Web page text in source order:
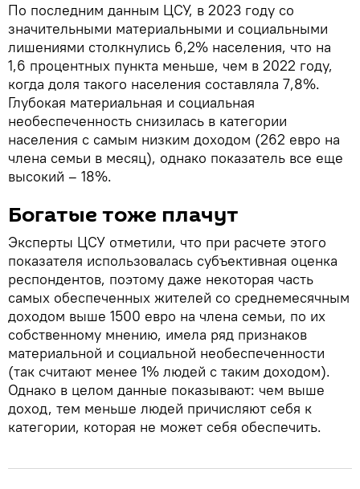
По последним данным ЦСУ, в 2023 году со
значительными материальными и социальными
лишениями столкнулись 6,2% населения, что на
1,6 процентных пункта меньше, чем в 2022 году,
когда доля такого населения составляла 7,8%.
Глубокая материальная и социальная
необеспеченность снизилась в категории
населения с самым низким доходом (262 евро на
члена семьи в месяц), однако показатель все еще
высокий – 18%.
Богатые тоже плачут
Эксперты ЦСУ отметили, что при расчете этого
показателя использовалась субъективная оценка
респондентов, поэтому даже некоторая часть
самых обеспеченных жителей со среднемесячным
доходом выше 1500 евро на члена семьи, по их
собственному мнению, имела ряд признаков
материальной и социальной необеспеченности
(так считают менее 1% людей с таким доходом).
Однако в целом данные показывают: чем выше
доход, тем меньше людей причисляют себя к
категории, которая не может себя обеспечить.